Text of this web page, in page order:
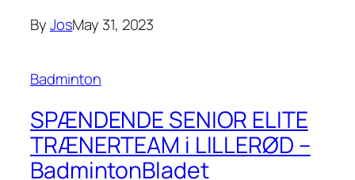
ByJosMay 31, 2023
Badminton
SPÆNDENDE SENIOR ELITE
TRÆNERTEAM i LILLERØD –
BadmintonBladet